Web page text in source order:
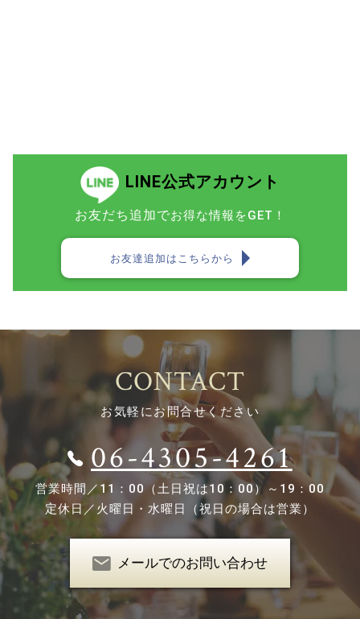
LINE公式アカウント
お友だち追加でお得な情報をGET！
お友達追加はこちらから
CONTACT
お気軽にお問合せください
06-4305-4261
営業時間／11：00（土日祝は10：00）～19：00
定休日／火曜日・水曜日（祝日の場合は営業）
メールでのお問い合わせ